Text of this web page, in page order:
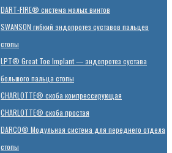
DART-FIRE® система малых винтов
SWANSON гибкий эндопротез суставов пальцев
стопы
LPT® Great Toe Implant — эндопротез сустава
большого пальца стопы
CHARLOTTE® скоба компрессирующая
CHARLOTTE® скоба простая
DARCO® Модульная система для переднего отдела
стопы